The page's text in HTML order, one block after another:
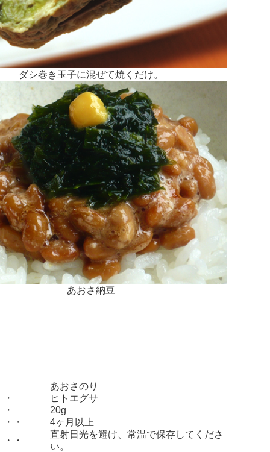
ダシ巻き玉子に混ぜて焼くだけ。
あおさ納豆
あおさのり
ヒトエグサ
20g
・
4ヶ月以上
・
直射日光を避け、常温で保存してくださ
い。